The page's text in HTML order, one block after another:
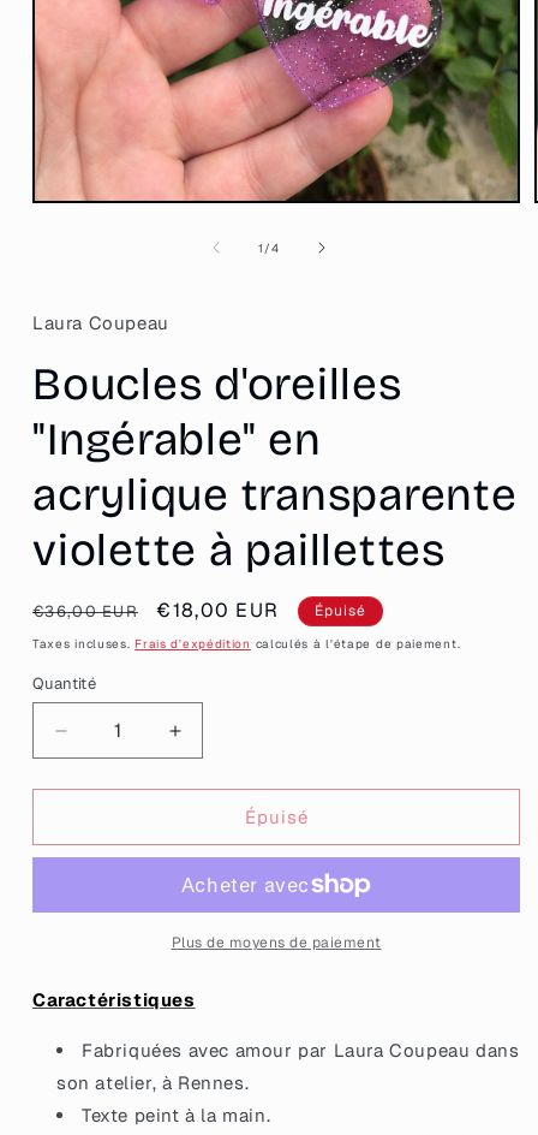
Ouvrir
fenêtre
modale
1 /de
4
Laura Coupeau
Boucles d'oreilles
"Ingérable" en
acrylique transparente
violette à paillettes
Prix
habituel
€36,00 EUR
Prix
promotionnel
€18,00 EUR Épuisé
Taxes incluses. Frais d'expédition calculés à l'étape de paiement.
Quantité
Quantité
Réduire
la
quantité
Boucles
&quot;Ingérable&quot;
en
violette
paillettes
Augmenter
la
quantité
Boucles
&quot;Ingérable&quot;
en
acrylique
violette
paillettes
Épuisé
Plus de moyens de paiement
Caractéristiques
Fabriquées avec amour par Laura Coupeau dans
son atelier, à Rennes.
Texte peint à la main.